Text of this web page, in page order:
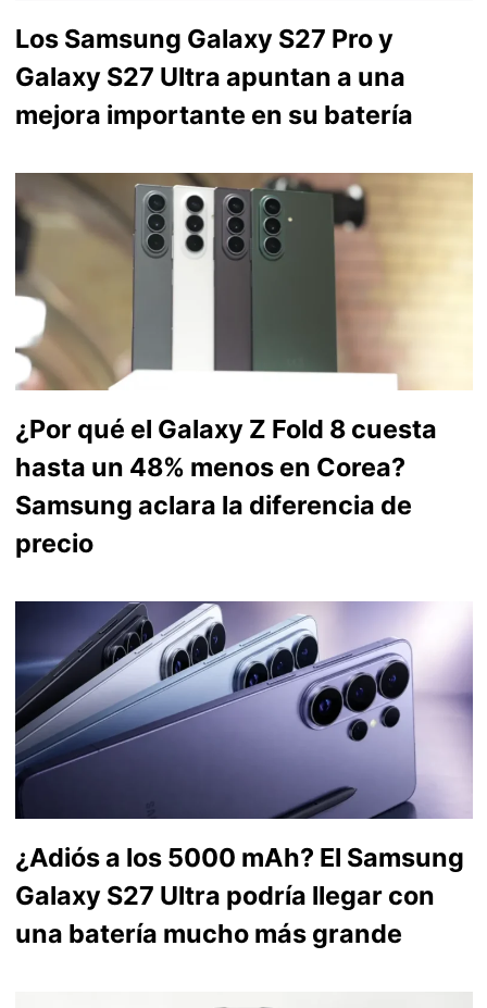
Los Samsung Galaxy S27 Pro y
Galaxy S27 Ultra apuntan a una
mejora importante en su batería
¿Por qué el Galaxy Z Fold 8 cuesta
hasta un 48% menos en Corea?
Samsung aclara la diferencia de
precio
¿Adiós a los 5000 mAh? El Samsung
Galaxy S27 Ultra podría llegar con
una batería mucho más grande